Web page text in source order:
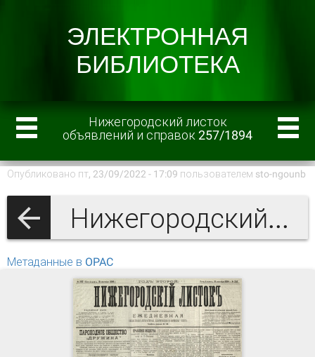
Нижегородский листок
объявлений и справок 257/1894
Опубликовано пт, 23/09/2022 - 17:09 пользователем sto-ngounb
Нижегородский листок объявлений и справок 1894 г.
Метаданные в OPAC